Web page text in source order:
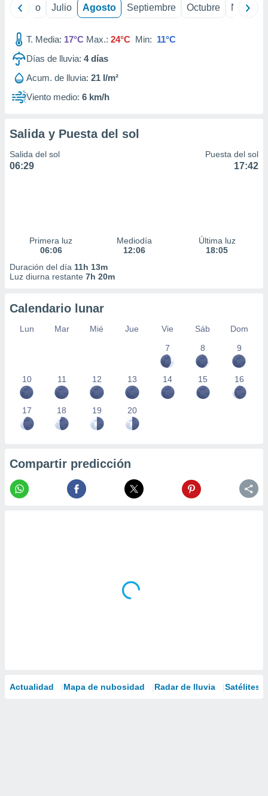
e
mediante
publicidad
de
Junio Julio Agosto Septiembre Octubre
T. Media: 17°C Max.: 24°C Min: 11°C
Días de lluvia: 4días
Acum. de lluvia: 21 l/m²
Viento medio: 6 km/h
Salida y Puesta del sol
Salida del sol
06:29
Puesta del sol
17:42
Primera luz
06:06
Mediodía
12:06
Última luz
18:05
Duración del día 11h 13m
Luz diurna restante 7h 20m
Calendario lunar
Lun Mar Mié Jue Vie Sáb
Dom
7
8 9
10 11 12 13 14 15 16
17 18 19 20
Compartir predicción
Actualidad Mapa de nubosidad Radar de lluvia Satélites